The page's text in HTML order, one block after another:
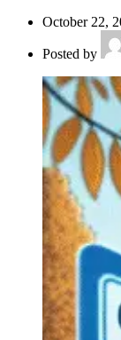
October 22,
Posted by